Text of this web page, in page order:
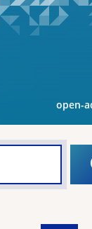
open-